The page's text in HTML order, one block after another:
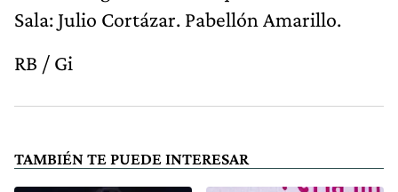
Sala: Julio Cortázar. Pabellón Amarillo.
RB / Gi
TAMBIÉN TE PUEDE INTERESAR